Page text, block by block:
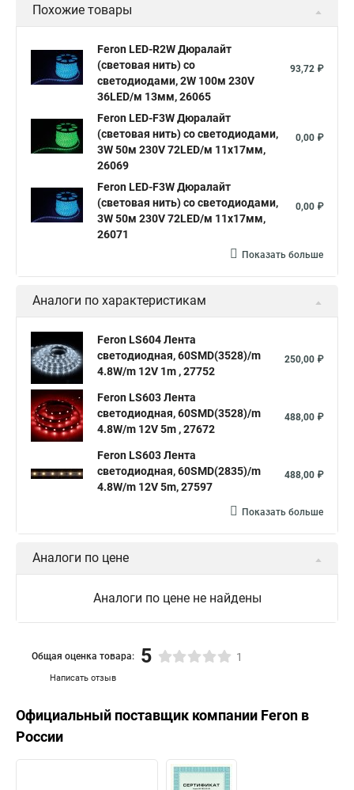
Похожие товары
Feron LED-R2W Дюралайт
(световая нить) со
светодиодами, 2W 100м 230V
36LED/м 13мм, 26065
93,72 ₽
Feron LED-F3W Дюралайт
(световая нить) со светодиодами,
3W 50м 230V 72LED/м 11х17мм,
26069
0,00 ₽
Feron LED-F3W Дюралайт
(световая нить) со светодиодами,
3W 50м 230V 72LED/м 11х17мм,
26071
0,00 ₽
Показать больше
Аналоги по характеристикам
Feron LS604 Лента
светодиодная, 60SMD(3528)/m
4.8W/m 12V 1m , 27752
250,00 ₽
Feron LS603 Лента
светодиодная, 60SMD(3528)/m
4.8W/m 12V 5m , 27672
488,00 ₽
Feron LS603 Лента
светодиодная, 60SMD(2835)/m
4.8W/m 12V 5m, 27597
488,00 ₽
Показать больше
Аналоги по цене
Аналоги по цене не найдены
Написать отзыв
Общая оценка товара: 5 1
Официальный поставщик компании Feron в
России